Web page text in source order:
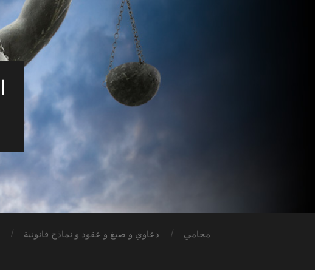
محامي دعاوي و صيغ و عقود و نماذج قانونية